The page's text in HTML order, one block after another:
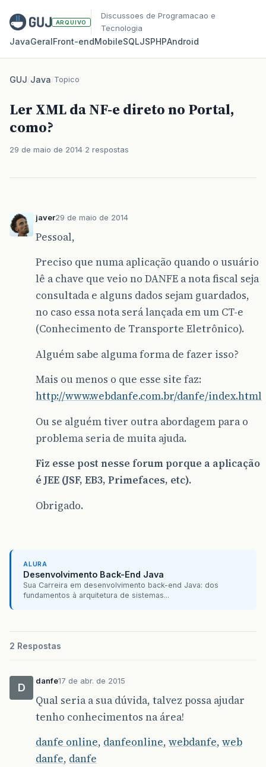
ARQUIVO
Discussoes de Programacao e
Tecnologia
JavaGeralFront‑endMobileSQLJSPHPAndroid
GUJ/Java/Topico
Ler XML da NF-e direto no Portal,
como?
29 de maio de 2014 2 respostas
javer29 de maio de 2014
Pessoal,
Preciso que numa aplicação quando o usuário
lê a chave que veio no DANFE a nota fiscal seja
consultada e alguns dados sejam guardados,
no caso essa nota será lançada em um CT-e
(Conhecimento de Transporte Eletrônico).
Alguém sabe alguma forma de fazer isso?
Mais ou menos o que esse site faz:
http://www.webdanfe.com.br/danfe/index.html
Ou se alguém tiver outra abordagem para o
problema seria de muita ajuda.
Fiz esse post nesse forum porque a aplicação
é JEE (JSF, EB3, Primefaces, etc).
Obrigado.
ALURA
Desenvolvimento Back-End Java
Sua Carreira em desenvolvimento back-end Java: dos
fundamentos à arquitetura de sistemas...
2 Respostas
D
danfe17 de abr. de 2015
Qual seria a sua dúvida, talvez possa ajudar
tenho conhecimentos na área!
danfe online, danfeonline, webdanfe, web
danfe, danfe